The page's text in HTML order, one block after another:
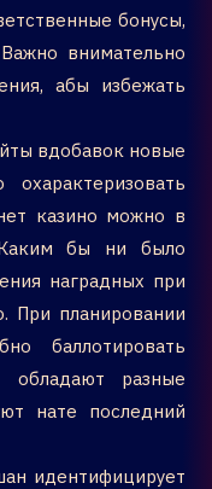
бонусы,
внимательно
абы избежать
вдобавок новые
казино можно в
бы ни было
наградных при
При планировании
баллотировать
обладают разные
нате последний
идентифицирует